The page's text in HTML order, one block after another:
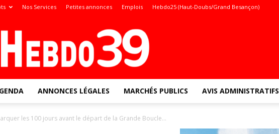
Nos Services Petites annonces Emplois Hebdo25 (Haut-Doubs/Grand Besançon)
ANNONCES LÉGALES MARCHÉS PUBLICS AVIS ADMINISTRATIFS
les 100 jours avant le départ de la Grande Boucle...